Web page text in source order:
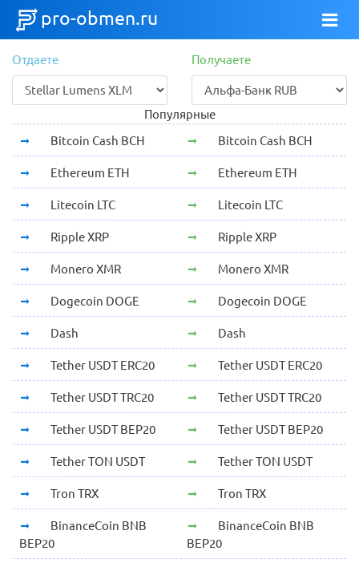
pro-obmen.ru
Отдаете Получаете
Популярные
Bitcoin Cash BCH
Bitcoin Cash BCH
Ethereum ETH Ethereum ETH
Litecoin LTC Litecoin LTC
Ripple XRP Ripple XRP
Monero XMR Monero XMR
Dogecoin DOGE Dogecoin DOGE
Dash Dash
Tether USDT ERC20 Tether USDT ERC20
Tether USDT TRC20 Tether USDT TRC20
Tether USDT BEP20 Tether USDT BEP20
Tether TON USDT Tether TON USDT
Tron TRX Tron TRX
BinanceCoin BNB
BEP20
BinanceCoin BNB
BEP20